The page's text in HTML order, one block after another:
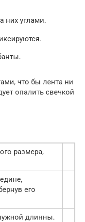
них углами.
что бы лента ни
опалить свечкой
размера,
его
длинны.